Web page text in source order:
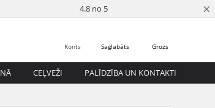
4.8 no 5 ×
Grozs
Saglabāts
Konts
CEĻVEŽI PALĪDZĪBA UN KONTAKTI